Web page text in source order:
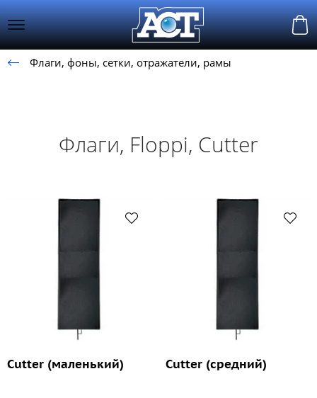
Флаги, фоны, сетки, отражатели, рамы
Флаги, Floppi, Cutter
Cutter (маленький) Cutter (средний)